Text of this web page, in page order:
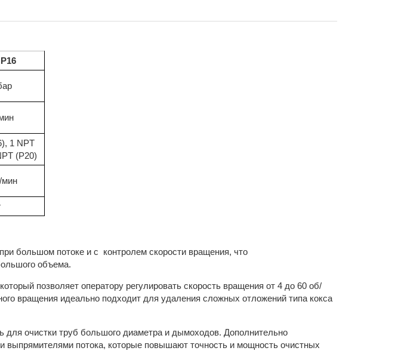
1 NPT
(P20)
мин
большом потоке и с контролем скорости вращения, что
объема.
позволяет оператору регулировать скорость вращения от 4 до 60 об/
вращения идеально подходит для удаления сложных отложений типа кокса
очистки труб большого диаметра и дымоходов. Дополнительно
выпрямителями потока, которые повышают точность и мощность очистных